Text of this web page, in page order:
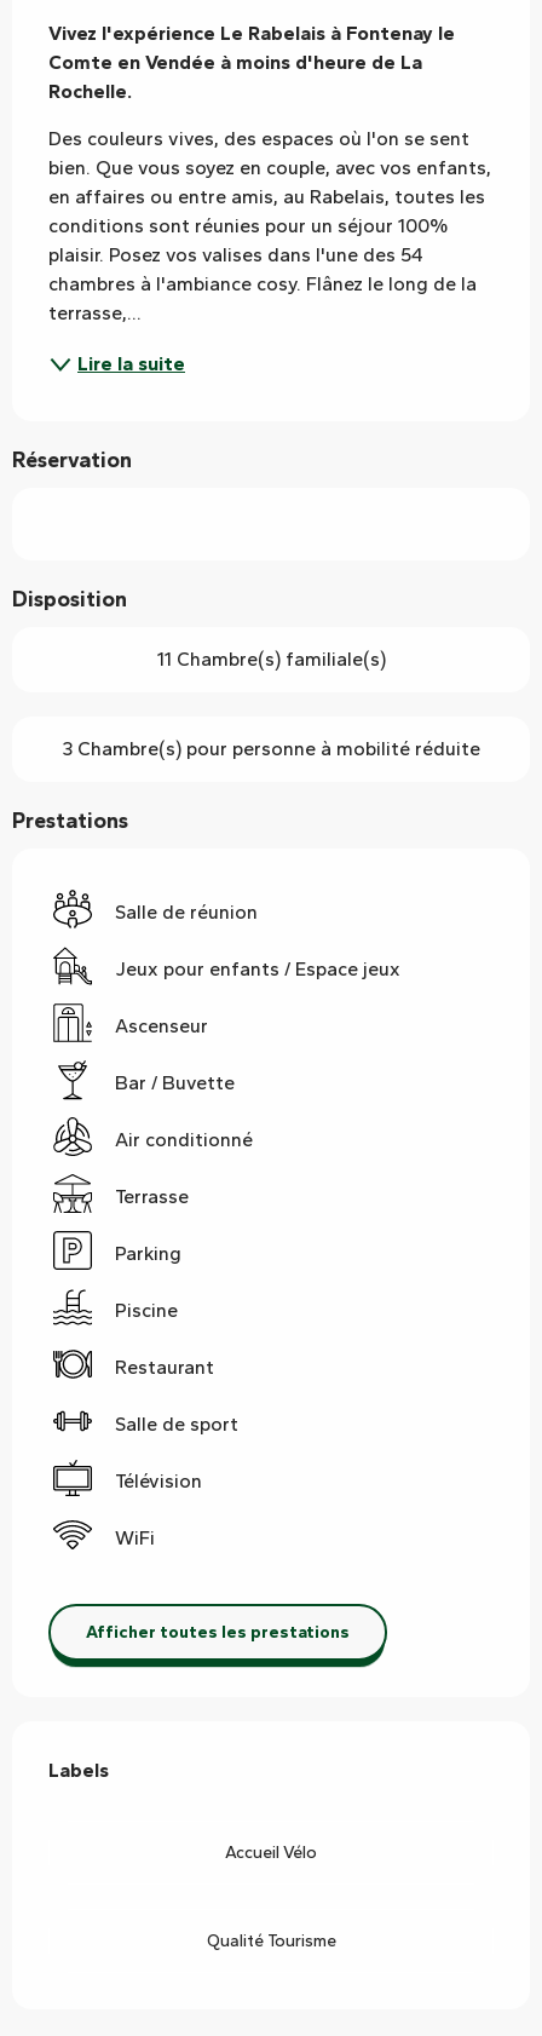
Vivez l'expérience Le Rabelais à Fontenay le
Comte en Vendée à moins d'heure de La
Rochelle.
Des couleurs vives, des espaces où l'on se sent
bien. Que vous soyez en couple, avec vos enfants,
en affaires ou entre amis, au Rabelais, toutes les
conditions sont réunies pour un séjour 100%
plaisir. Posez vos valises dans l'une des 54
chambres à l'ambiance cosy. Flânez le long de la
terrasse,...
Lire la suite
Réservation
Disposition
11 Chambre(s) familiale(s)
3 Chambre(s) pour personne à mobilité réduite
Prestations
Salle de réunion
Jeux pour enfants / Espace jeux
Ascenseur
Bar / Buvette
Air conditionné
Terrasse
Parking
Piscine
Restaurant
Salle de sport
Télévision
WiFi
Afficher toutes les prestations
Labels
Labels
Accueil Vélo
Qualité Tourisme